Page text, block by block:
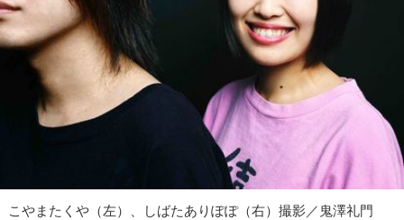
こやまたくや（左）、しばたありぽぽ（右）撮影／鬼澤礼門